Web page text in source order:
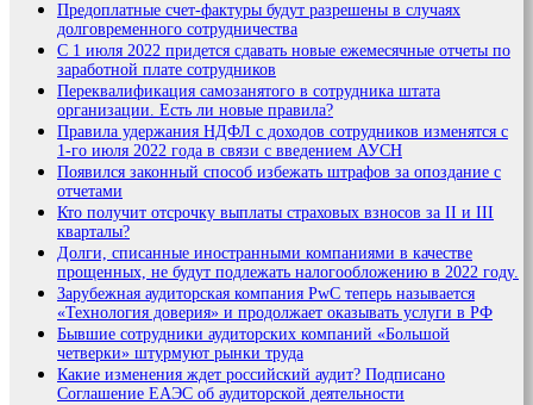
Предоплатные счет-фактуры будут разрешены в случаях
долговременного сотрудничества
С 1 июля 2022 придется сдавать новые ежемесячные отчеты по
заработной плате сотрудников
Переквалификация самозанятого в сотрудника штата
организации. Есть ли новые правила?
Правила удержания НДФЛ с доходов сотрудников изменятся с
1-го июля 2022 года в связи с введением АУСН
Появился законный способ избежать штрафов за опоздание с
отчетами
Кто получит отсрочку выплаты страховых взносов за II и III
кварталы?
Долги, списанные иностранными компаниями в качестве
прощенных, не будут подлежать налогообложению в 2022 году.
Зарубежная аудиторская компания PwC теперь называется
«Технология доверия» и продолжает оказывать услуги в РФ
Бывшие сотрудники аудиторских компаний «Большой
четверки» штурмуют рынки труда
Какие изменения ждет российский аудит? Подписано
Соглашение ЕАЭС об аудиторской деятельности